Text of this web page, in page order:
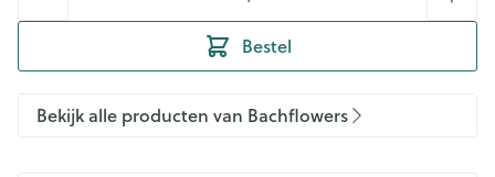
Bestel
Bekijk alle producten van Bachflowers